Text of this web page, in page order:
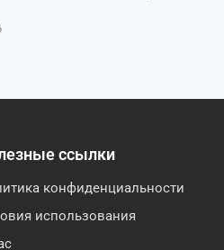
ссылки
конфиденциальности
использования